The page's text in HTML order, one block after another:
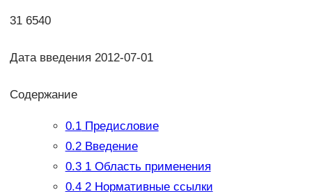
31 6540
Дата введения 2012-07-01
Содержание
0.1Предисловие
0.2Введение
0.31 Область применения
0.42 Нормативные ссылки